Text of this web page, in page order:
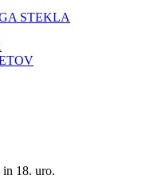
STEKLA
18. uro.